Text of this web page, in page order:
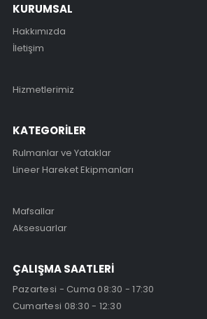
KURUMSAL
Hakkımızda
İletişim
Hizmetlerimiz
KATEGORİLER
Rulmanlar ve Yataklar
Lineer Hareket Ekipmanları
Mafsallar
Aksesuarlar
ÇALIŞMA SAATLERİ
Pazartesi - Cuma 08:30 - 17:30
Cumartesi 08:30 - 12:30